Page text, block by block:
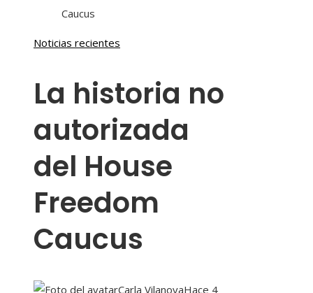
Noticias recientes
La historia no
autorizada
del House
Freedom
Caucus
Carla VilanovaHace 4